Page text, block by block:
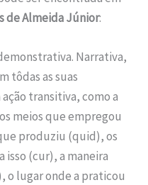
de Almeida Júnior:
Narrativa,
tôdas as suas
transitiva, como a
meios que empregou
produziu (quid), os
isso (cur), a maneira
o lugar onde a praticou